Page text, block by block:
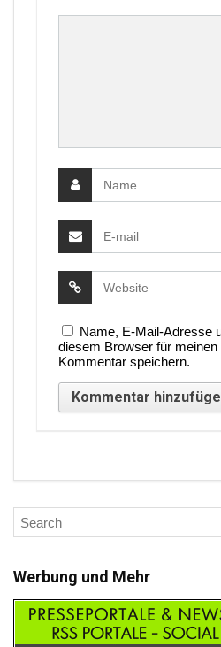
Name, E-Mail-Adresse
diesem Browser für meinen
Kommentar speichern.
Werbung und Mehr